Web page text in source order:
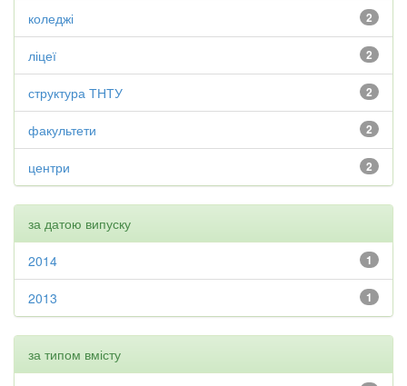
2
коледжі
2
ліцеї
2
структура ТНТУ
2
факультети
2
центри
за датою випуску
1
2014
1
2013
за типом вмісту